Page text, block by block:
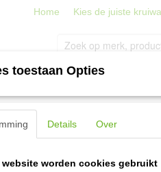
Home Kies de juiste
TRAPPEN, LADDERS EN
op:
toestaan Opties
Details Over
website worden cookies gebruikt